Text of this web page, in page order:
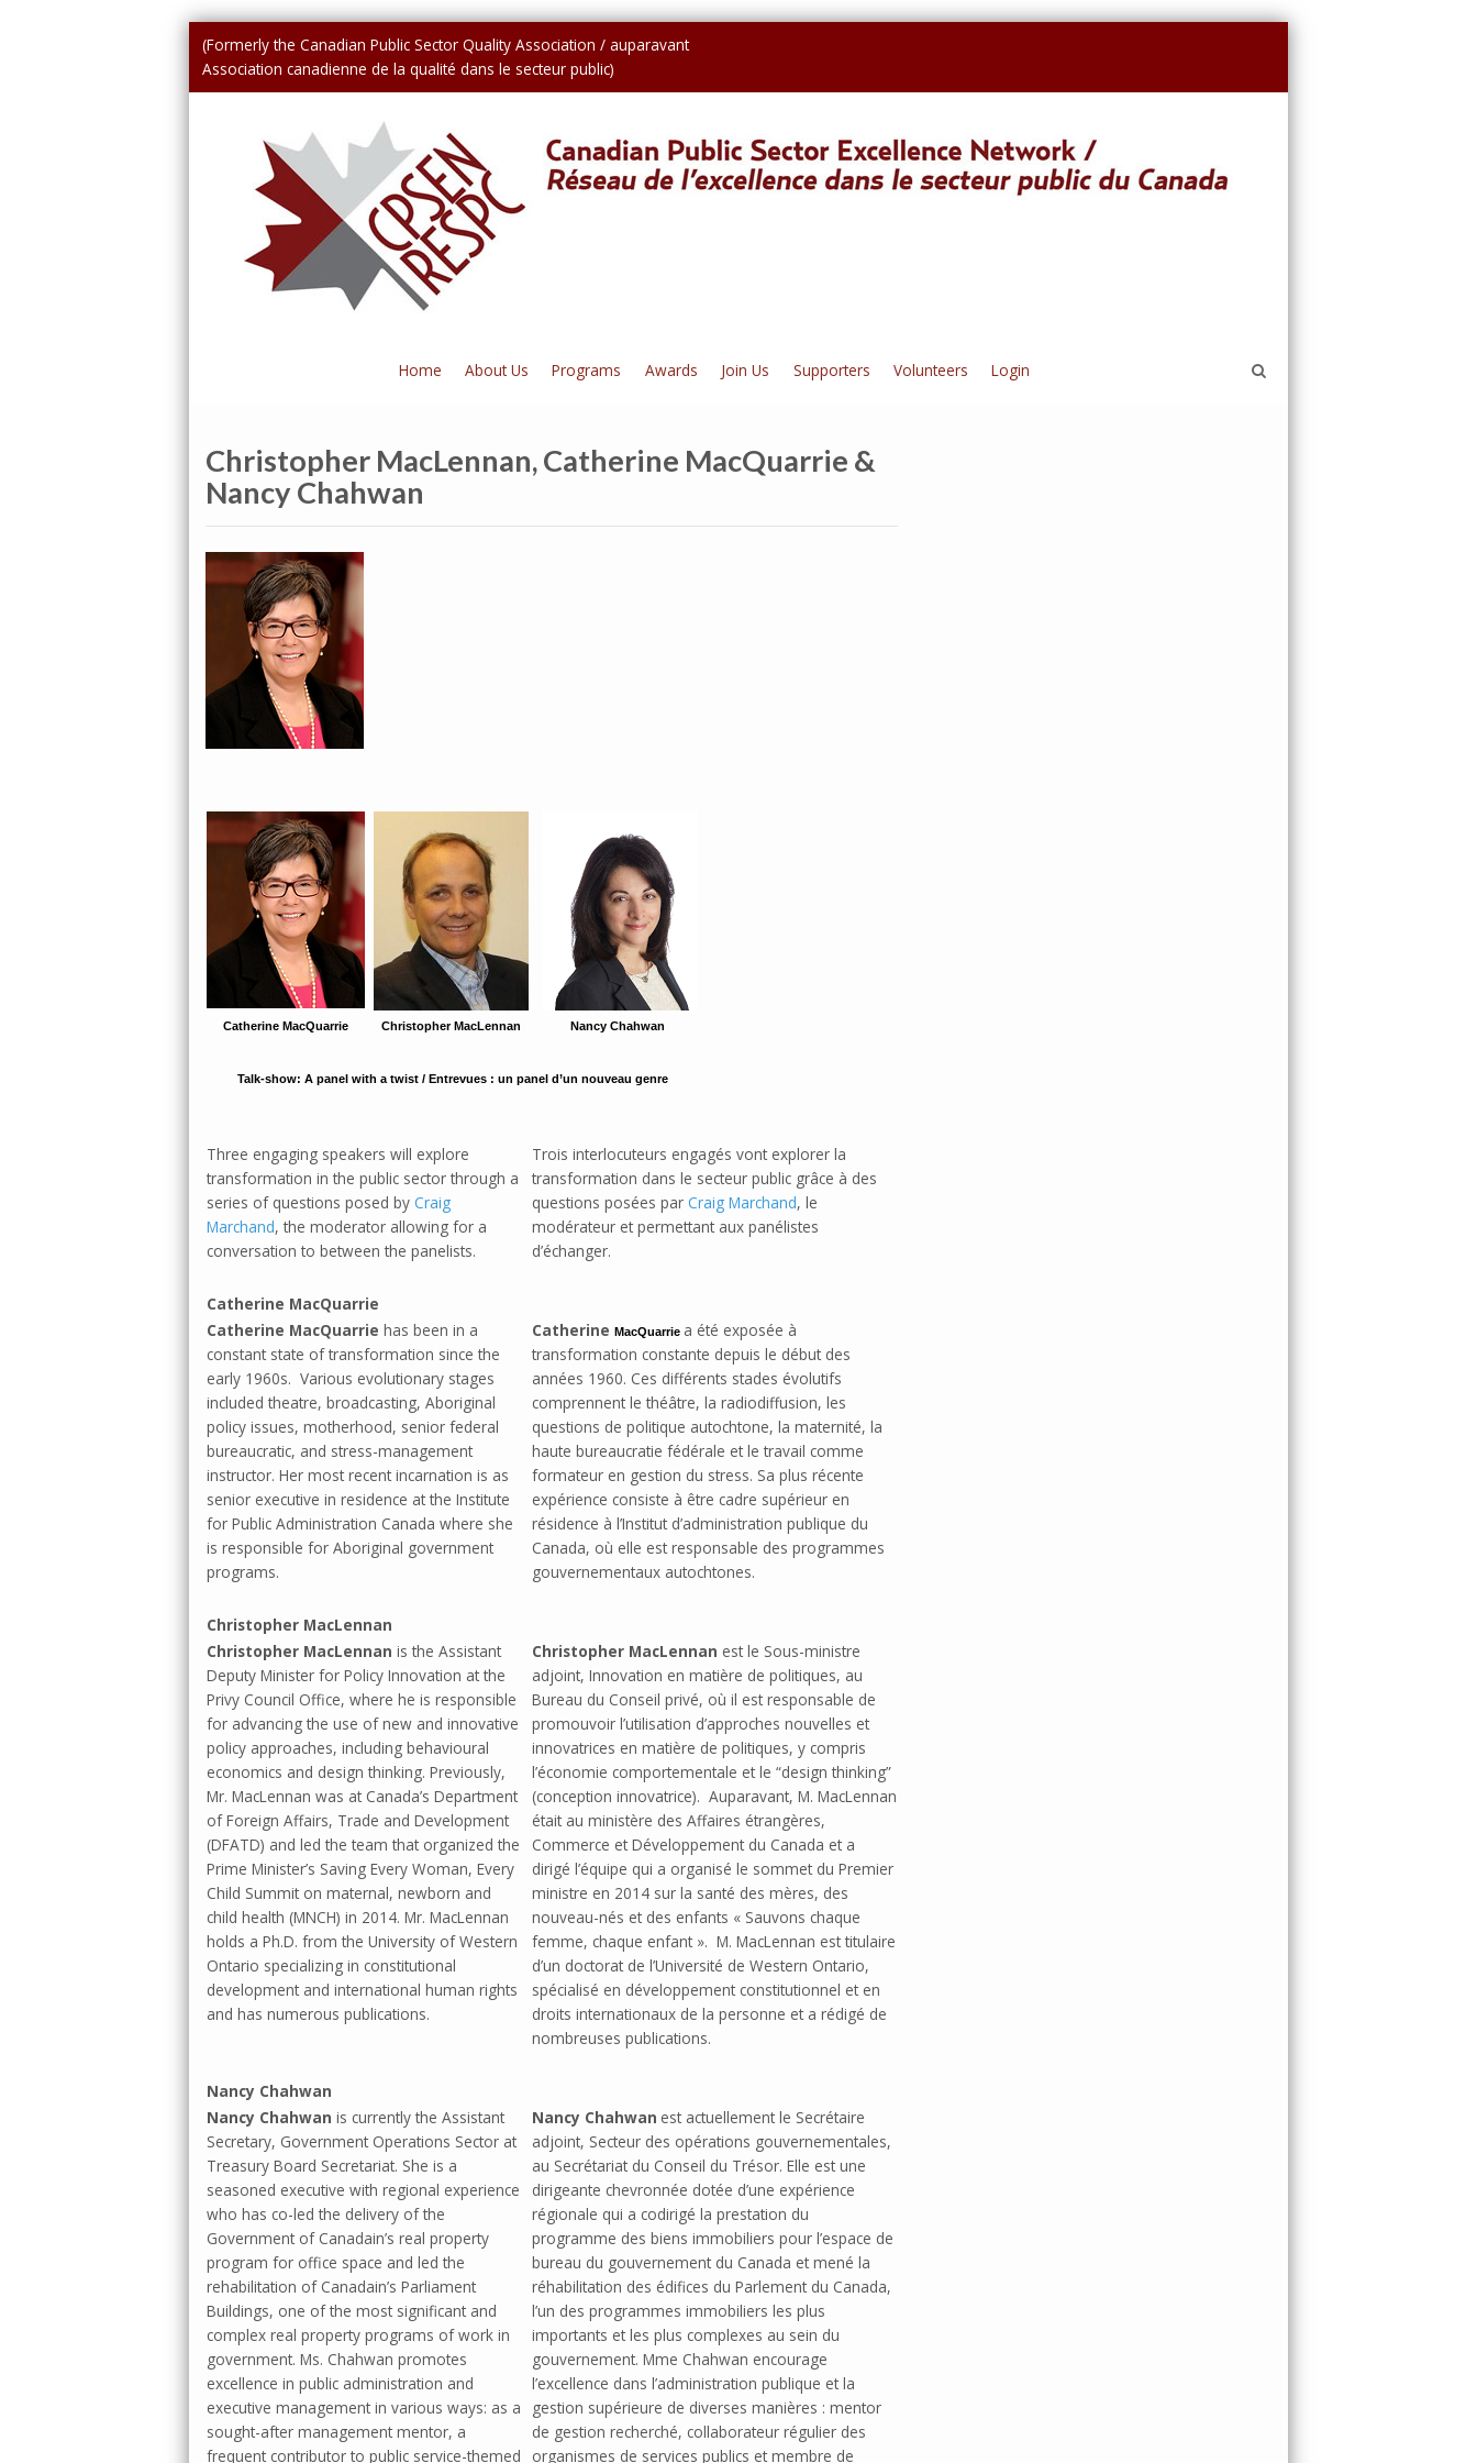
(Formerly the Canadian Public Sector Quality Association / auparavant
Association canadienne de la qualité dans le secteur public)
Home About Us Programs Awards Join Us Supporters Volunteers Login
Christopher MacLennan, Catherine MacQuarrie &
Nancy Chahwan
Catherine MacQuarrie Christopher MacLennan Nancy Chahwan
Talk-show: A panel with a twist / Entrevues : un panel d’un nouveau genre
Three engaging speakers will explore
transformation in the public sector through a
series of questions posed by Craig
Marchand, the moderator allowing for a
conversation to between the panelists.
Trois interlocuteurs engagés vont explorer la
transformation dans le secteur public grâce à des
questions posées par Craig Marchand, le
modérateur et permettant aux panélistes
d’échanger.
Catherine MacQuarrie
Catherine MacQuarrie has been in a
constant state of transformation since the
early 1960s. Various evolutionary stages
included theatre, broadcasting, Aboriginal
policy issues, motherhood, senior federal
bureaucratic, and stress-management
instructor. Her most recent incarnation is as
senior executive in residence at the Institute
for Public Administration Canada where she
is responsible for Aboriginal government
programs.
Catherine MacQuarrie a été exposée à
transformation constante depuis le début des
années 1960. Ces différents stades évolutifs
comprennent le théâtre, la radiodiffusion, les
questions de politique autochtone, la maternité, la
haute bureaucratie fédérale et le travail comme
formateur en gestion du stress. Sa plus récente
expérience consiste à être cadre supérieur en
résidence à l’Institut d’administration publique du
Canada, où elle est responsable des programmes
gouvernementaux autochtones.
Christopher MacLennan
Christopher MacLennan is the Assistant
Deputy Minister for Policy Innovation at the
Privy Council Office, where he is responsible
for advancing the use of new and innovative
policy approaches, including behavioural
economics and design thinking. Previously,
Mr. MacLennan was at Canada’s Department
of Foreign Affairs, Trade and Development
(DFATD) and led the team that organized the
Prime Minister’s Saving Every Woman, Every
Child Summit on maternal, newborn and
child health (MNCH) in 2014. Mr. MacLennan
holds a Ph.D. from the University of Western
Ontario specializing in constitutional
development and international human rights
and has numerous publications.
Christopher MacLennan est le Sous-ministre
adjoint, Innovation en matière de politiques, au
Bureau du Conseil privé, où il est responsable de
promouvoir l’utilisation d’approches nouvelles et
innovatrices en matière de politiques, y compris
l’économie comportementale et le “design thinking”
(conception innovatrice). Auparavant, M. MacLennan
était au ministère des Affaires étrangères,
Commerce et Développement du Canada et a
dirigé l’équipe qui a organisé le sommet du Premier
ministre en 2014 sur la santé des mères, des
nouveau-nés et des enfants « Sauvons chaque
femme, chaque enfant ». M. MacLennan est titulaire
d’un doctorat de l’Université de Western Ontario,
spécialisé en développement constitutionnel et en
droits internationaux de la personne et a rédigé de
nombreuses publications.
Nancy Chahwan
Nancy Chahwan is currently the Assistant
Secretary, Government Operations Sector at
Treasury Board Secretariat. She is a
seasoned executive with regional experience
who has co-led the delivery of the
Government of Canadain’s real property
program for office space and led the
rehabilitation of Canadain’s Parliament
Buildings, one of the most significant and
complex real property programs of work in
government. Ms. Chahwan promotes
excellence in public administration and
executive management in various ways: as a
sought-after management mentor, a
frequent contributor to public service-themed
Nancy Chahwan est actuellement le Secrétaire
adjoint, Secteur des opérations gouvernementales,
au Secrétariat du Conseil du Trésor. Elle est une
dirigeante chevronnée dotée d’une expérience
régionale qui a codirigé la prestation du
programme des biens immobiliers pour l’espace de
bureau du gouvernement du Canada et mené la
réhabilitation des édifices du Parlement du Canada,
l’un des programmes immobiliers les plus
importants et les plus complexes au sein du
gouvernement. Mme Chahwan encourage
l’excellence dans l’administration publique et la
gestion supérieure de diverses manières : mentor
de gestion recherché, collaborateur régulier des
organismes de services publics et membre de